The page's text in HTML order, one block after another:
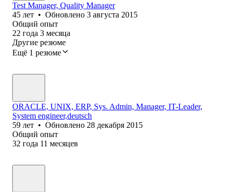
Test Manager, Quality Manager
45 лет • Обновлено 3 августа 2015
Общий опыт
22 года 3 месяца
Другие резюме
Ещё 1 резюме
ORACLE, UNIX, ERP, Sys. Admin, Manager, IT-Leader,
System engineer,deutsch
59 лет • Обновлено 28 декабря 2015
Общий опыт
32 года 11 месяцев